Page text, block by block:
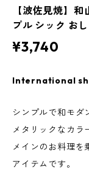
【波佐見焼】
プル シック お
¥3,740
International
シンプルで和モダ
メタリックなカラ
メインのお料理を
アイテムです。